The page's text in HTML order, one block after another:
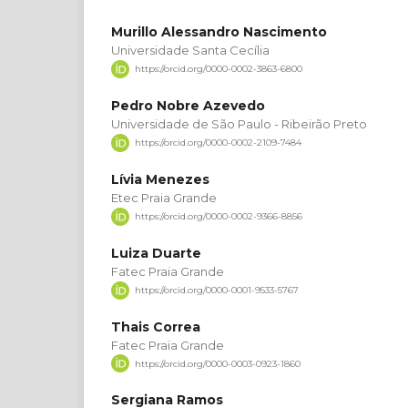
Murillo Alessandro Nascimento
Universidade Santa Cecília
https://orcid.org/0000-0002-3863-6800
Pedro Nobre Azevedo
Universidade de São Paulo - Ribeirão Preto
https://orcid.org/0000-0002-2109-7484
Lívia Menezes
Etec Praia Grande
https://orcid.org/0000-0002-9366-8856
Luiza Duarte
Fatec Praia Grande
https://orcid.org/0000-0001-9533-5767
Thais Correa
Fatec Praia Grande
https://orcid.org/0000-0003-0923-1860
Sergiana Ramos